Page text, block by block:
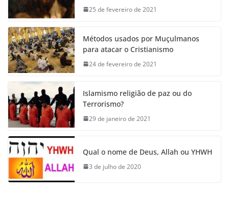
25 de fevereiro de 2021
Métodos usados por Muçulmanos
para atacar o Cristianismo
24 de fevereiro de 2021
Islamismo religião de paz ou do
Terrorismo?
29 de janeiro de 2021
Qual o nome de Deus, Allah ou YHWH
3 de julho de 2020